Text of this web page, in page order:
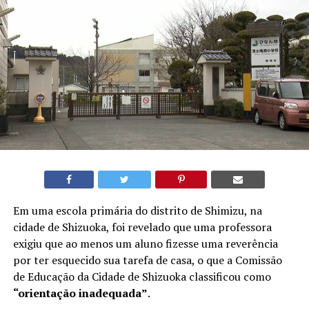
Em uma escola primária do distrito de Shimizu, na
cidade de Shizuoka, foi revelado que uma professora
exigiu que ao menos um aluno fizesse uma reverência
por ter esquecido sua tarefa de casa, o que a Comissão
de Educação da Cidade de Shizuoka classificou como
“orientação inadequada”.